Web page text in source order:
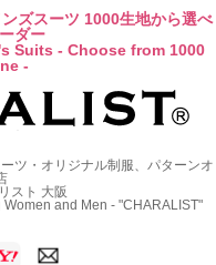
ズスーツ 1000生地から選べ
ダー
Suits - Choose from 1000
-
ツ・オリジナル制服、パターンオ
スト 大阪
and Men - "CHARALIST"